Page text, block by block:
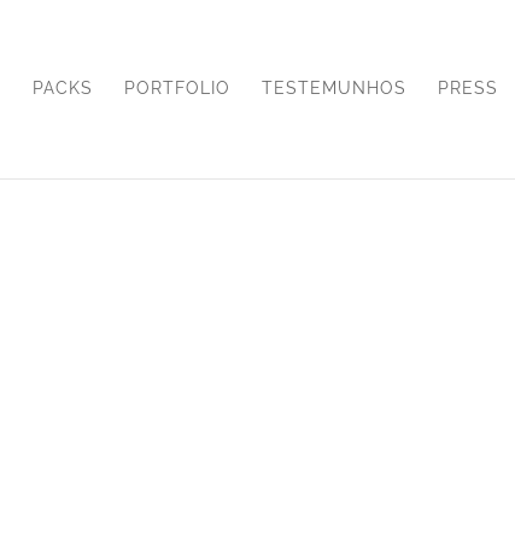
PACKS PORTFOLIO TESTEMUNHOS PRESS